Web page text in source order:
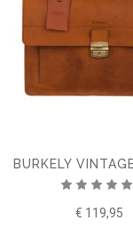
Waardering:
€ 119,95